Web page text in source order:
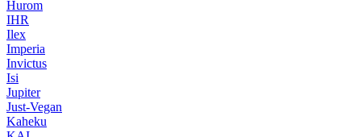
Hurom
IHR
Ilex
Imperia
Invictus
Isi
Jupiter
Just-Vegan
Kaheku